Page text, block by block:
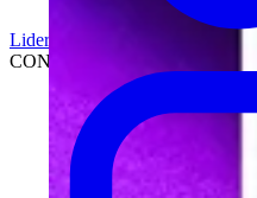
Liderazgo
CONCESIONARIOS